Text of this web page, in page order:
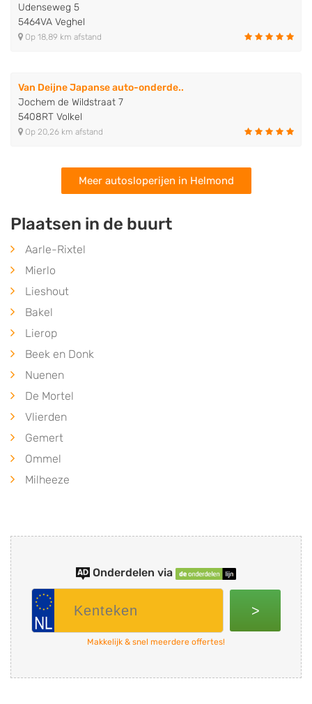
Udenseweg 5
5464VA Veghel
Op 18,89 km afstand
Van Deijne Japanse auto-onderde..
Jochem de Wildstraat 7
5408RT Volkel
Op 20,26 km afstand
Meer autosloperijen in Helmond
Plaatsen in de buurt
Aarle-Rixtel
Mierlo
Lieshout
Bakel
Lierop
Beek en Donk
Nuenen
De Mortel
Vlierden
Gemert
Ommel
Milheeze
Onderdelen via
>
Makkelijk & snel meerdere offertes!